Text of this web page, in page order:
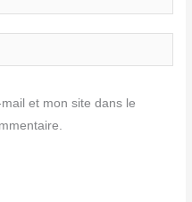
et mon site dans le